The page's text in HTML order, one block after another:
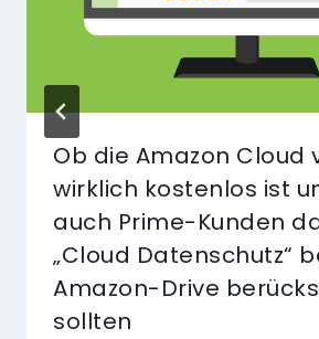
Ob die Amazon Cloud
wirklich kostenlos ist
auch Prime-Kunden
„Cloud Datenschutz“
Amazon-Drive
sollten